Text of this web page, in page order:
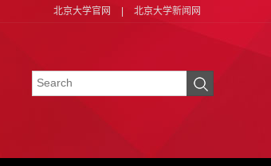
北京大学官网 北京大学新闻网